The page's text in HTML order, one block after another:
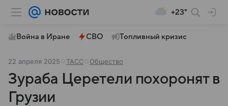
+23°
Война в Иране СВО Топливный кризис
22 апреля 2025 ТАСС Общество
Зураба Церетели похоронят в
Грузии